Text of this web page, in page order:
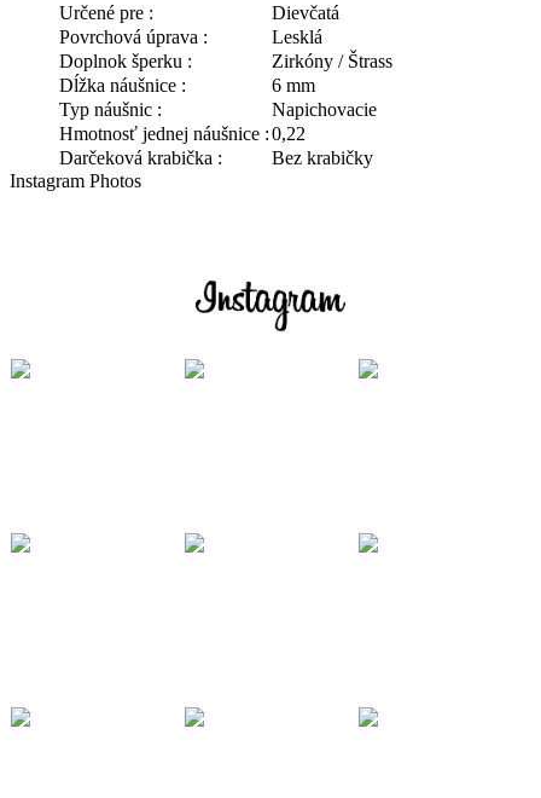
Určené pre :
Dievčatá
Povrchová úprava :
Lesklá
Doplnok šperku :
Zirkóny / Štrass
Dĺžka náušnice :
6 mm
Typ náušnic :
Napichovacie
Hmotnosť jednej náušnice :0,22
Darčeková krabička :
Bez krabičky
Instagram Photos